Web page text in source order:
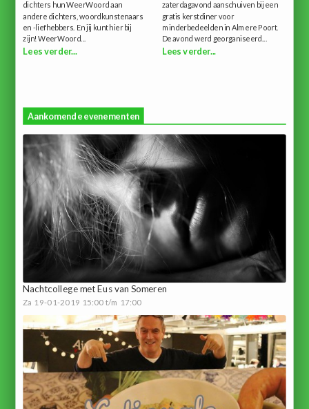
dichters hun WeerWoord aan
andere dichters, woordkunstenaars
en -liefhebbers. En jij kunt hier bij
zijn!WeerWoord...
Lees verder...
zaterdagavond aanschuiven bij een
gratis kerstdiner voor
minderbedeelden in Almere Poort.
De avond werd georganiseerd...
Lees verder...
Aankomende evenementen
Nachtcollege met Eus van Someren
Za 19-01-2019 15:00 t/m 17:00